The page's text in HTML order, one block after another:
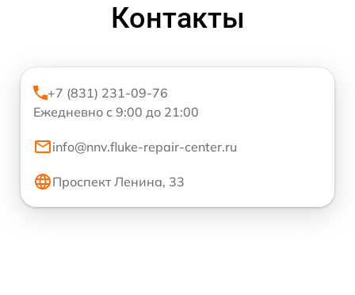
Контакты
+7 (831) 231-09-76
Ежедневно с 9:00 до 21:00
info@nnv.fluke-repair-center.ru
Проспект Ленина, 33